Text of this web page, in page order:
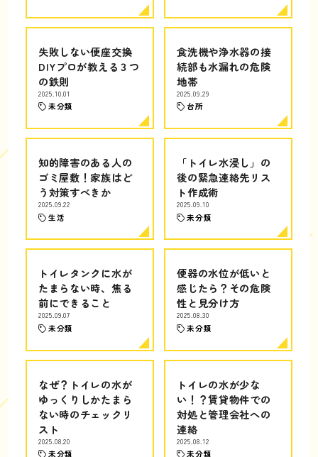
失敗しない便座交換
DIYプロが教える３つ
の鉄則
2025.10.01
未分類
食洗機や浄水器の接
続部も水漏れの危険
地帯
2025.09.29
台所
知的障害のある人の
ゴミ屋敷！家族はど
う対策すべきか
2025.09.22
生活
「トイレ水浸し」の
後の緊急連絡先リス
ト作成術
2025.09.10
未分類
トイレタンクに水が
たまらない時、焦る
前にできること
2025.09.07
未分類
便器の水位が低いと
感じたら？その危険
性と見分け方
2025.08.30
未分類
なぜ？トイレの水が
ゆっくりしかたまら
ない時のチェックリ
スト
2025.08.20
未分類
トイレの水が少な
い！？賃貸物件での
対処と管理会社への
連絡
2025.08.12
未分類